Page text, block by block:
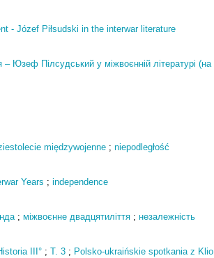
- Józef Piłsudski in the interwar literature
– Юзеф Пілсудський у міжвоєнній літературі (на
międzywojenne ;niepodległość
Years ;independence
;міжвоєнне двадцятиліття ;незалежність
III° ;T. 3 ; Polsko-ukraińskie spotkania z Klio